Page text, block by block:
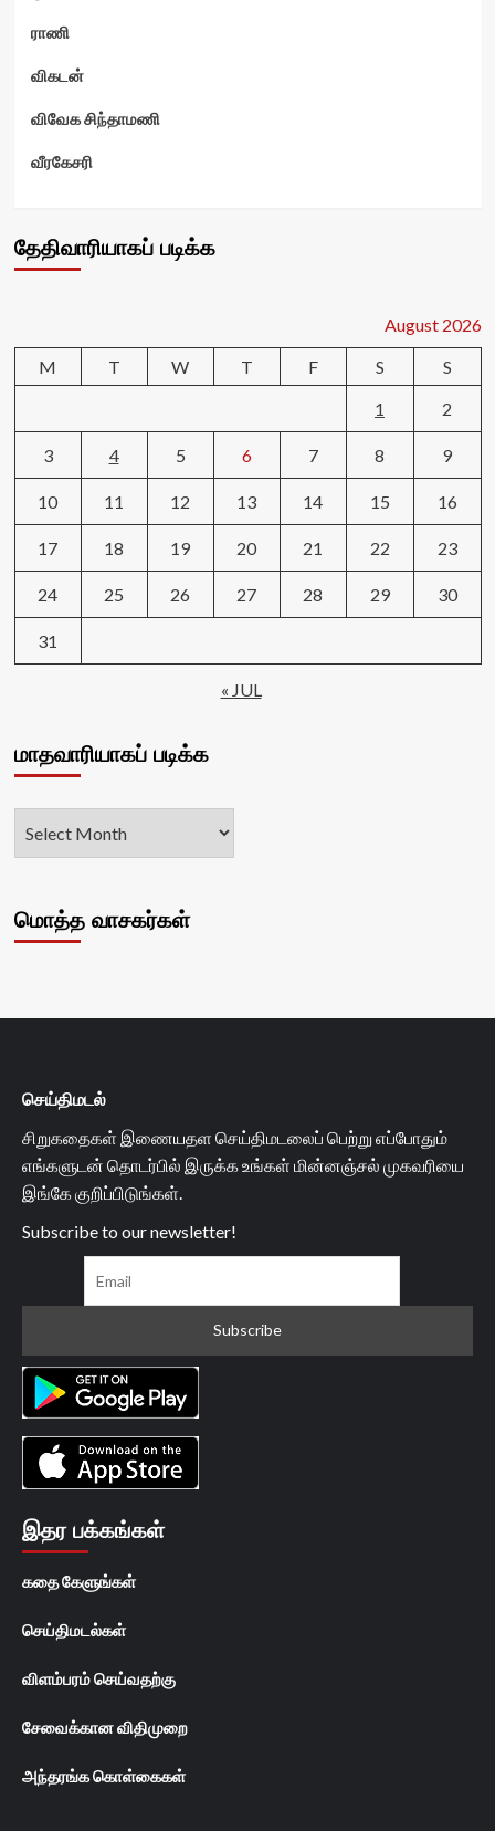
ராணி
விகடன்
விவேக சிந்தாமணி
வீரகேசரி
தேதிவாரியாகப் படிக்க
August 2026
M
T W T F S
S
1
2
3 4 5 6 7 8 9
10 11 12 13 14 15 16
17 18 19 20 21 22 23
24 25 26 27 28 29 30
31
« JUL
மாதவாரியாகப் படிக்க
மொத்த வாசகர்கள்
செய்திமடல்
சிறுகதைகள் இணையதள செய்திமடலைப் பெற்று எப்போதும்
எங்களுடன் தொடர்பில் இருக்க உங்கள் மின்னஞ்சல் முகவரியை
இங்கே குறிப்பிடுங்கள்.
Subscribe to our newsletter!
இதர பக்கங்கள்
கதை கேளுங்கள்
செய்திமடல்கள்
விளம்பரம் செய்வதற்கு
சேவைக்கான விதிமுறை
அந்தரங்க கொள்கைகள்